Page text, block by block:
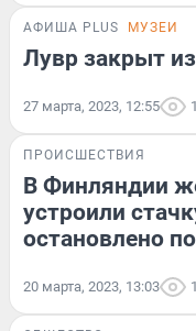
АФИША PLUS МУЗЕИ
Лувр закрыт
27 марта, 2023, 12:55
ПРОИСШЕСТВИЯ
В Финляндии
устроили
остановлено
20 марта, 2023, 13:03